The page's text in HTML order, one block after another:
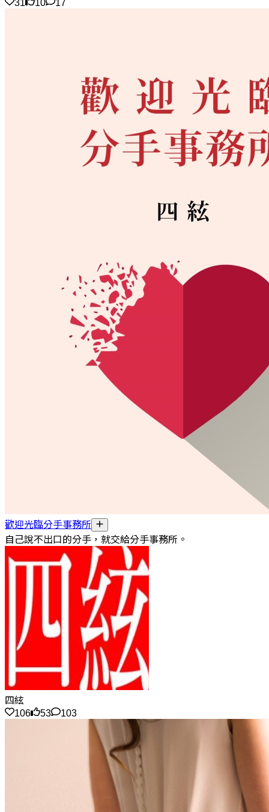
31 10 17
歡迎光臨分手事務所
自己說不出口的分手，就交給分手事務所。
四絃
106
53 103